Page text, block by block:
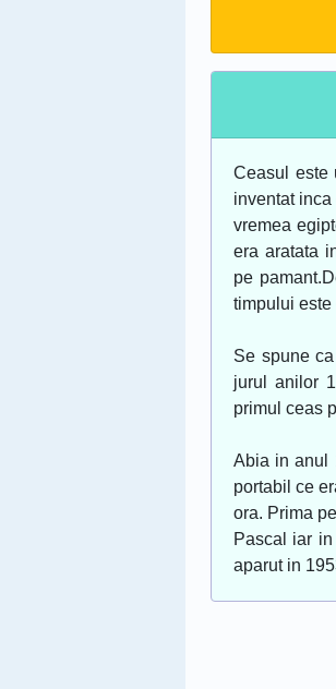
Ceasul este
inventat
vremea
era aratata
pe
timpului este
Se spune
jurul anilor
primul ceas
Abia in anul
portabil ce
ora. Prima
Pascal iar
aparut in